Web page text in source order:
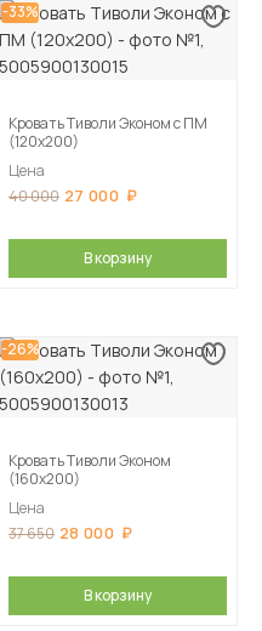
-33%
Кровать Тиволи Эконом с ПМ
(120х200)
Цена
40 000 27 000
В корзину
-26%
Кровать Тиволи Эконом
(160х200)
Цена
37 650 28 000
В корзину